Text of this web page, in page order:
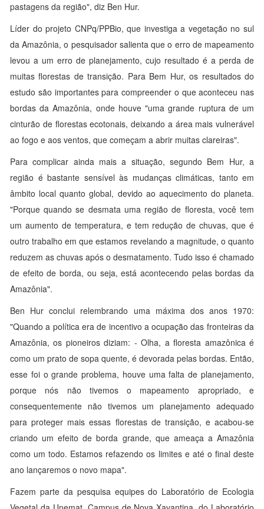
pastagens da região", diz Ben Hur.
Líder do projeto CNPq/PPBio, que investiga a vegetação no sul
da Amazônia, o pesquisador salienta que o erro de mapeamento
levou a um erro de planejamento, cujo resultado é a perda de
muitas florestas de transição. Para Bem Hur, os resultados do
estudo são importantes para compreender o que aconteceu nas
bordas da Amazônia, onde houve "uma grande ruptura de um
cinturão de florestas ecotonais, deixando a área mais vulnerável
ao fogo e aos ventos, que começam a abrir muitas clareiras".
Para complicar ainda mais a situação, segundo Bem Hur, a
região é bastante sensível às mudanças climáticas, tanto em
âmbito local quanto global, devido ao aquecimento do planeta.
"Porque quando se desmata uma região de floresta, você tem
um aumento de temperatura, e tem redução de chuvas, que é
outro trabalho em que estamos revelando a magnitude, o quanto
reduzem as chuvas após o desmatamento. Tudo isso é chamado
de efeito de borda, ou seja, está acontecendo pelas bordas da
Amazônia".
Ben Hur conclui relembrando uma máxima dos anos 1970:
"Quando a política era de incentivo a ocupação das fronteiras da
Amazônia, os pioneiros diziam: - Olha, a floresta amazônica é
como um prato de sopa quente, é devorada pelas bordas. Então,
esse foi o grande problema, houve uma falta de planejamento,
porque nós não tivemos o mapeamento apropriado, e
consequentemente não tivemos um planejamento adequado
para proteger mais essas florestas de transição, e acabou-se
criando um efeito de borda grande, que ameaça a Amazônia
como um todo. Estamos refazendo os limites e até o final deste
ano lançaremos o novo mapa".
Fazem parte da pesquisa equipes do Laboratório de Ecologia